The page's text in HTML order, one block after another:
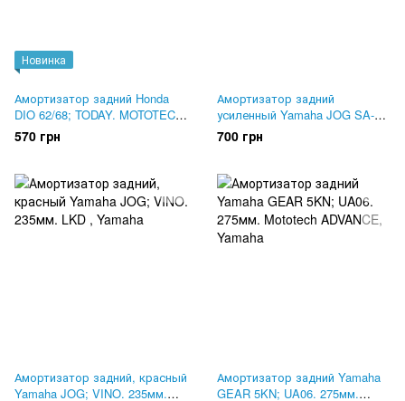
Новинка
Амортизатор задний Honda
DIO 62/68; TODAY. MOTOTECH,
255мм
570 грн
Амортизатор задний
усиленный Yamaha JOG SA-36,
SA-39. 250мм KIYOSHI,
Тайвань
700 грн
Амортизатор задний, красный
Yamaha JOG; VINO. 235мм.
Амортизатор задний Yamaha
GEAR 5KN; UA06. 275мм.